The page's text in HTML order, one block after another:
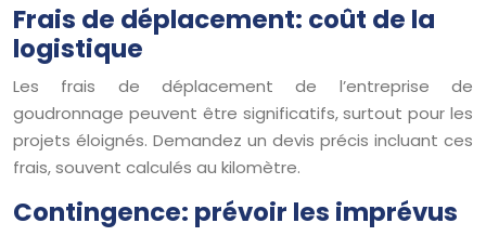
Frais de déplacement: coût de la
logistique
Les frais de déplacement de l’entreprise de
goudronnage peuvent être significatifs, surtout pour les
projets éloignés. Demandez un devis précis incluant ces
frais, souvent calculés au kilomètre.
Contingence: prévoir les imprévus